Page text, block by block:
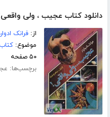
دانلود کتاب عجیب ، ولی
از:فرانک
موضوع:
۵۰ صفحه
برچسب‌ها: